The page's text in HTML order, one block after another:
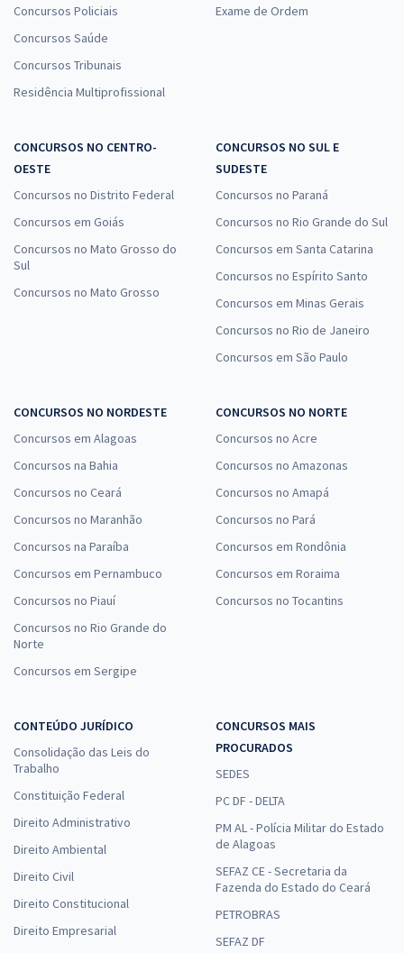
Concursos Policiais
Concursos Saúde
Concursos Tribunais
Residência Multiprofissional
Exame de Ordem
CONCURSOS NO CENTRO-
OESTE
Concursos no Distrito Federal
Concursos em Goiás
Concursos no Mato Grosso do
Sul
Concursos no Mato Grosso
CONCURSOS NO SUL E
SUDESTE
Concursos no Paraná
Concursos no Rio Grande do Sul
Concursos em Santa Catarina
Concursos no Espírito Santo
Concursos em Minas Gerais
Concursos no Rio de Janeiro
Concursos em São Paulo
CONCURSOS NO NORDESTE
Concursos em Alagoas
Concursos na Bahia
Concursos no Ceará
Concursos no Maranhão
Concursos na Paraíba
Concursos em Pernambuco
Concursos no Piauí
Concursos no Rio Grande do
Norte
Concursos em Sergipe
CONCURSOS NO NORTE
Concursos no Acre
Concursos no Amazonas
Concursos no Amapá
Concursos no Pará
Concursos em Rondônia
Concursos em Roraima
Concursos no Tocantins
CONTEÚDO JURÍDICO
Consolidação das Leis do
Trabalho
Constituição Federal
Direito Administrativo
Direito Ambiental
Direito Civil
Direito Constitucional
Direito Empresarial
CONCURSOS MAIS
PROCURADOS
SEDES
PC DF - DELTA
PM AL - Polícia Militar do Estado
de Alagoas
SEFAZ CE - Secretaria da
Fazenda do Estado do Ceará
PETROBRAS
SEFAZ DF